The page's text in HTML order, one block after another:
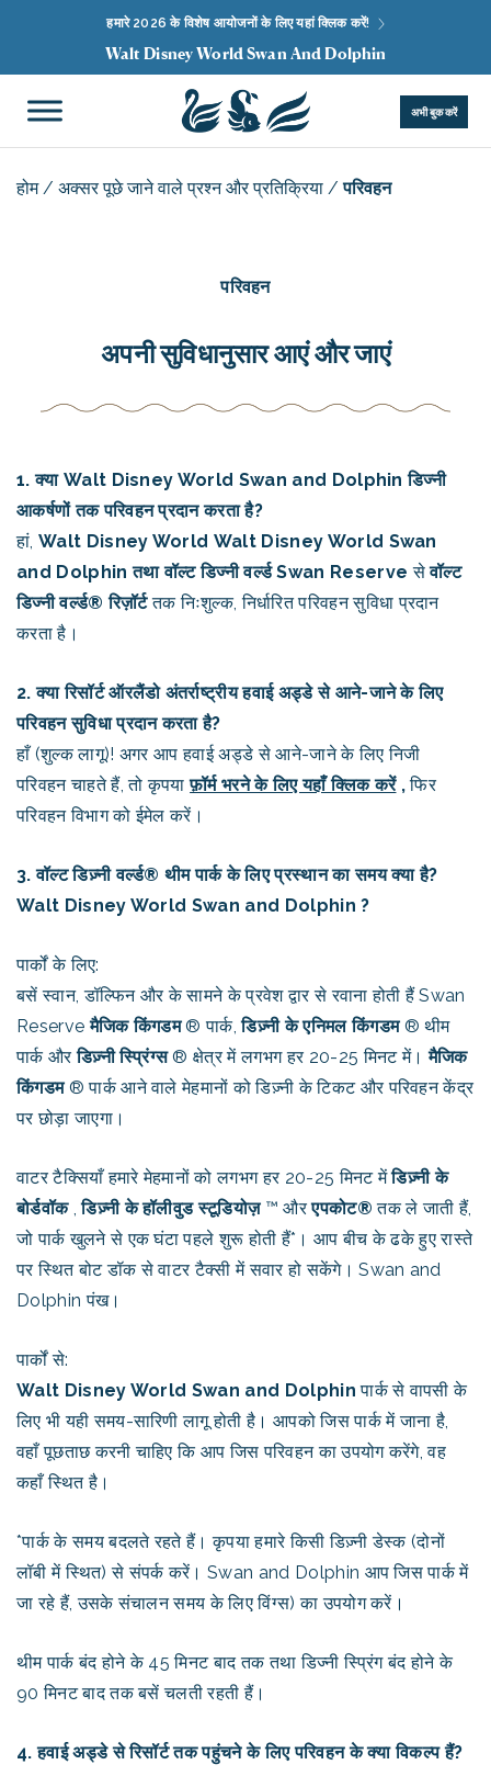
हमारे 2026 के विशेष आयोजनों के लिए यहां क्लिक करें!
Walt Disney World Swan And Dolphin
अभी बुक करें
होम/ अक्सर पूछे जाने वाले प्रश्न और प्रतिक्रिया /परिवहन
परिवहन
अपनी सुविधानुसार आएं और जाएं
1. क्या Walt Disney World Swan and Dolphin डिज्नी
आकर्षणों तक परिवहन प्रदान करता है?
हां, Walt Disney World Walt Disney World Swan
and Dolphin तथा वॉल्ट डिज्नी वर्ल्ड Swan Reserve सेवॉल्ट
डिज्नी वर्ल्ड® रिज़ॉर्टतक निःशुल्क, निर्धारित परिवहन सुविधा प्रदान
करता है।
2. क्या रिसॉर्ट ऑरलैंडो अंतर्राष्ट्रीय हवाई अड्डे से आने-जाने के लिए
परिवहन सुविधा प्रदान करता है?
हाँ (शुल्क लागू)! अगर आप हवाई अड्डे से आने-जाने के लिए निजी
परिवहन चाहते हैं, तो कृपयाफ़ॉर्म भरने के लिए यहाँ क्लिक करें,फिर
परिवहन विभाग को ईमेल करें।
3. वॉल्ट डिज़्नी वर्ल्ड® थीम पार्क के लिए प्रस्थान का समय क्या है?
Walt Disney World Swan and Dolphin ?
पार्कों के लिए:
बसें स्वान, डॉल्फिन और के सामने के प्रवेश द्वार से रवाना होती हैं Swan
Reserveमैजिक किंगडम® पार्क,डिज़्नी के एनिमल किंगडम® थीम
पार्क औरडिज़्नी स्प्रिंग्स® क्षेत्र में लगभग हर 20-25 मिनट में।मैजिक
किंगडम® पार्क आने वाले मेहमानों को डिज़्नी के टिकट और परिवहन केंद्र
पर छोड़ा जाएगा।
वाटर टैक्सियाँ हमारे मेहमानों को लगभग हर 20-25 मिनट मेंडिज़्नी के
बोर्डवॉक,डिज़्नी के हॉलीवुड स्टूडियोज़™ औरएपकोट® तक ले जाती हैं,
जो पार्क खुलने से एक घंटा पहले शुरू होती हैं*। आप बीच के ढके हुए रास्ते
पर स्थित बोट डॉक से वाटर टैक्सी में सवार हो सकेंगे। Swan and
Dolphin पंख।
पार्कों से:
Walt Disney World Swan and Dolphin पार्क से वापसी के
लिए भी यही समय-सारिणी लागू होती है। आपको जिस पार्क में जाना है,
वहाँ पूछताछ करनी चाहिए कि आप जिस परिवहन का उपयोग करेंगे, वह
कहाँ स्थित है।
*पार्क के समय बदलते रहते हैं। कृपया हमारे किसी डिज़्नी डेस्क (दोनों
लॉबी में स्थित) से संपर्क करें। Swan and Dolphin आप जिस पार्क में
जा रहे हैं, उसके संचालन समय के लिए विंग्स) का उपयोग करें।
थीम पार्क बंद होने के 45 मिनट बाद तक तथा डिज्नी स्प्रिंग बंद होने के
90 मिनट बाद तक बसें चलती रहती हैं।
4. हवाई अड्डे से रिसॉर्ट तक पहुंचने के लिए परिवहन के क्या विकल्प हैं?